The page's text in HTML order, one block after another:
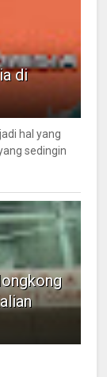
di
hal yang
sedingin